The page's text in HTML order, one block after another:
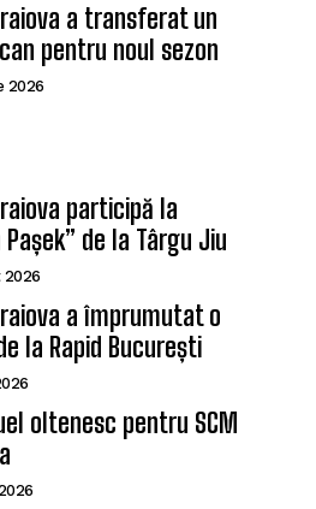
a transferat un
pentru noul sezon
2026
participă la
de la Târgu Jiu
2026
a împrumutat o
la Rapid București
oltenesc pentru SCM